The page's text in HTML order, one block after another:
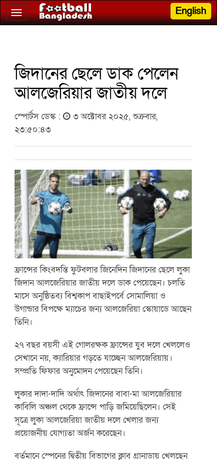
Toggle
navigation
English
জিদানের ছেলে ডাক পেলেন
আলজেরিয়ার জাতীয় দলে
স্পোর্টস ডেস্ক :
৩ অক্টোবর ২০২৫, শুক্রবার,
২৩:৫০:৪৩
ফ্রান্সের কিংবদন্তি ফুটবলার জিনেদিন জিদানের ছেলে লুকা
জিদান আলজেরিয়ার জাতীয় দলে ডাক পেয়েছেন। চলতি
মাসে অনুষ্ঠিতব্য বিশ্বকাপ বাছাইপর্বে সোমালিয়া ও
উগান্ডার বিপক্ষে ম্যাচের জন্য আলজেরিয়া স্কোয়াডে আছেন
তিনি।
২৭ বছর বয়সী এই গোলরক্ষক ফ্রান্সের যুব দলে খেললেও
সেখানে নয়, ক্যারিয়ার গড়তে যাচ্ছেন আলজেরিয়ায়।
সম্প্রতি ফিফার অনুমোদন পেয়েছেন তিনি।
লুকার দাদা-দাদি অর্থাৎ জিদানের বাবা-মা আলজেরিয়ার
কাবিলি অঞ্চল থেকে ফ্রান্সে পাড়ি জমিয়েছিলেন। সেই
সূত্রে লুকা আলজেরিয়া জাতীয় দলে খেলার জন্য
প্রয়োজনীয় যোগ্যতা অর্জন করেছেন।
বর্তমানে স্পেনের দ্বিতীয় বিভাগের ক্লাব গ্রানাডায় খেলছেন